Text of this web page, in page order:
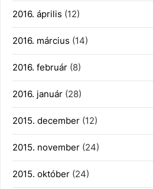
2016. április (12)
2016. március (14)
2016. február (8)
2016. január (28)
2015. december (12)
2015. november (24)
2015. október (24)